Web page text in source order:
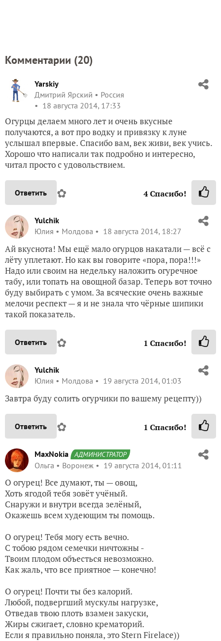
Комментарии (20)
Yarskiy
Дмитрий Ярский
Россия
18 августа 2014, 17:33
Огурцы делаем много лет и очень вкусные
получаются, а вот про водку и привязку к луне
услышал впервые. Спасибо вам, век живи, век учись.
Хорошо что написали так подробно и интересно,
читал просто с удовольствием.
Ответить ✿ 4Спасибо!
Yulchik
Юлия
Молдова 18 августа 2014, 18:27
Ай вкуснота! Мы ещё мало огурцов накатали — всё с
лёту уплетают. Но как вы говорите «пора, пора!!!»
Надо или своим на недельку наложить огуречное
табу, или топать на овощной базар. Теперь вот точно
буду выбирать с умом. За всяческие очень важные
мелочи респект — я и не знала что чёрные шипики
такой показатель.
Ответить ✿ 1 Спасибо!
Yulchik
Юлия
Молдова 19 августа 2014, 01:03
Завтра буду солить огурчики по вашему рецепту))
Ответить ✿ 1 Спасибо!
MaxNokia АДМИНИСТРАТОР
Ольга Воронеж 19 августа 2014, 01:11
О огурец! Все думают, ты — овощ,
Хоть ягодой тебя зовёт учёный.
Снаружи и внутри всегда зелёный,
Окажешь всем худеющим ты помощь.
О огурец! Тебя могу есть вечно.
С тобою рядом семечки ничтожны -
Твоим плодом объесться невозможно.
Как жаль, что все приятное — конечно!
О огурец! Почти ты без калорий.
Любой, подвергший мускулы нагрузке,
Отведав твою плоть взамен закуски,
Жиры сжигает, словно крематорий.
Если я правильно поняла, это Stern Firelace))